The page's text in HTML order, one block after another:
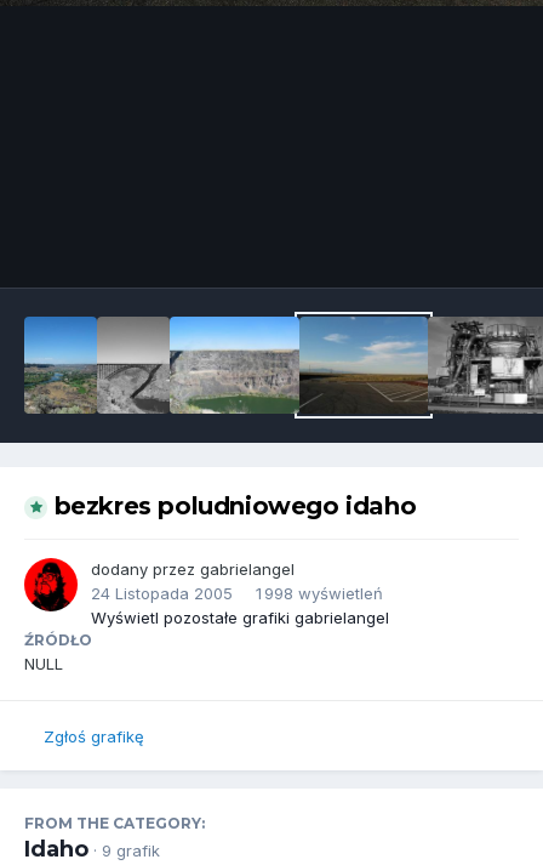
bezkres poludniowego idaho
dodany przez gabrielangel
24 Listopada 2005
1 998 wyświetleń
Wyświetl pozostałe grafiki gabrielangel
ŹRÓDŁO
NULL
Zgłoś grafikę
FROM THE CATEGORY:
Idaho · 9 grafik